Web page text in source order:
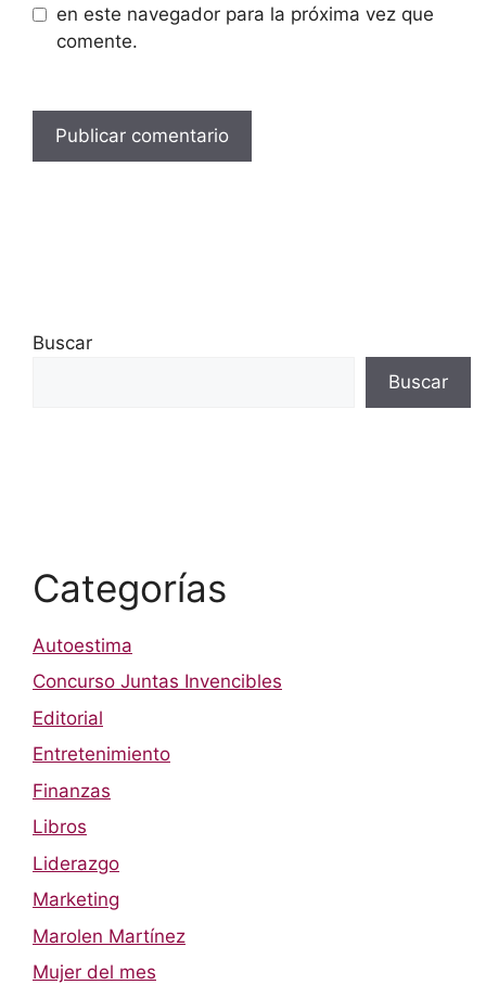
en este navegador para la próxima vez que
comente.
Buscar
Buscar
Categorías
Autoestima
Concurso Juntas Invencibles
Editorial
Entretenimiento
Finanzas
Libros
Liderazgo
Marketing
Marolen Martínez
Mujer del mes